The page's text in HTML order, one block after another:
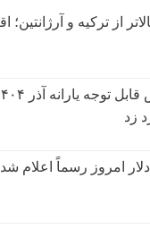
از ترکیه و
امروز رسماً اعلام شد (۱۶ آذر